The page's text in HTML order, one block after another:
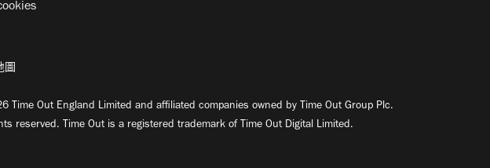
圖
Time Out England Limited and affiliated companies owned by Time Out Group Plc.
reserved. Time Out is a registered trademark of Time Out Digital Limited.